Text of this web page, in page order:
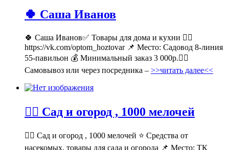
🍀 Саша Иванов
🍀 Саша Иванов✅ Товары для дома и кухни 👉🏻
https://vk.com/optom_hoztovar 📌 Место: Садовод 8-линия
55-павильон 💰 Минимальный заказ 3 000р.🚶‍♀
Самовывоз или через посредника – >>читать далее<<
💁‍♂ Сад и огород , 1000 мелочей
💁‍♂ Сад и огород , 1000 мелочей ⭐ Средства от
насекомых, товары для сада и огорода 📌 Место: ТК